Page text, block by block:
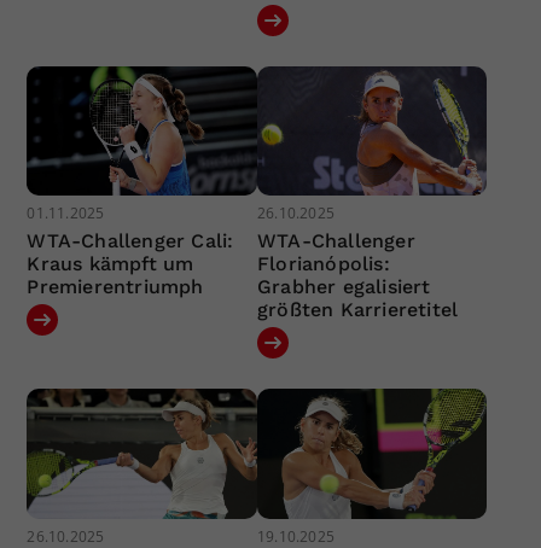
01.11.2025
WTA-Challenger Cali:
Kraus kämpft um
Premierentriumph
26.10.2025
WTA-Challenger
Florianópolis:
Grabher egalisiert
größten Karrieretitel
26.10.2025 19.10.2025